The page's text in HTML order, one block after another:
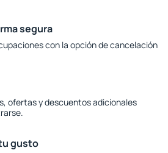
segura
con la opción de cancelación
ofertas y descuentos adicionales
gusto